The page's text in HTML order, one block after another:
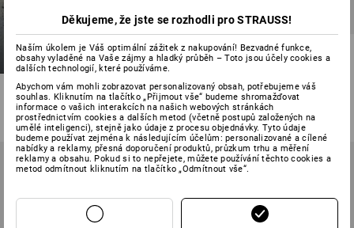
objevte nyní NOVÉ
S7S Bezpečnostní obuv
Strauss.7002 high
3 barev
od 3 264,58 Kč
(vč. DPH) od 10 pár
Děkujeme, že jste se rozhodli pro STRAUSS!
Naším úkolem je Váš optimální zážitek z nakupování! Bezvadné funkce,
obsahy vyladěné na Vaše zájmy a hladký průběh – Toto jsou účely cookies a
dalších technologií, které používáme.
Abychom vám mohli zobrazovat personalizovaný obsah, potřebujeme váš
souhlas. Kliknutím na tlačítko „Přijmout vše“ budeme shromažďovat
informace o vašich interakcích na našich webových stránkách
prostřednictvím cookies a dalších metod (včetně postupů založených na
umělé inteligenci), stejně jako údaje z procesu objednávky. Tyto údaje
budeme používat zejména k následujícím účelům: personalizované a cílené
nabídky a reklamy, přesná doporučení produktů, průzkum trhu a měření
reklamy a obsahu. Pokud si to nepřejete, můžete používání těchto cookies a
metod odmítnout kliknutím na tlačítko „Odmítnout vše“.